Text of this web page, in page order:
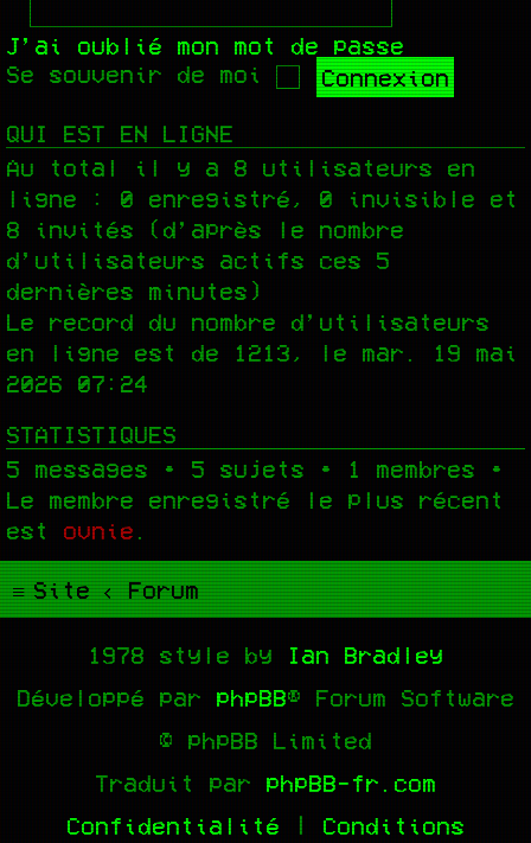
J’ai oublié mon mot de passe
Se souvenir de moi
QUI EST EN LIGNE
Au total il y a 8 utilisateurs en
ligne : 0 enregistré, 0 invisible et
8 invités (d’après le nombre
d’utilisateurs actifs ces 5
dernières minutes)
Le record du nombre d’utilisateurs
en ligne est de
1213 , le mar. 19 mai
2026 07:24
STATISTIQUES
5 messages • 5 sujets • 1
membres •
Le membre enregistré le plus récent
est ovnie
Site Forum
1978 style by
Ian Bradley
Développé par phpBB® Forum Software
© phpBB Limited
Traduit par phpBB-fr.com
Confidentialité | Conditions